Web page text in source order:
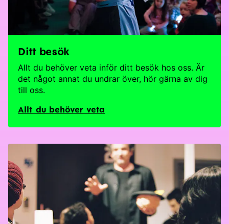
Ditt besök
Allt du behöver veta inför ditt besök hos oss. Är
det något annat du undrar över, hör gärna av dig
till oss.
Allt du behöver veta